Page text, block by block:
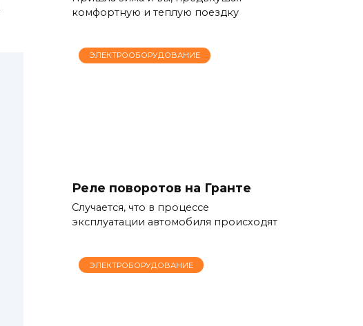
комфортную и теплую поездку
ЭЛЕКТРООБОРУДОВАНИЕ
Реле поворотов на Гранте
Случается, что в процессе
эксплуатации автомобиля происходят
ЭЛЕКТРОБОРУДОВАНИЕ